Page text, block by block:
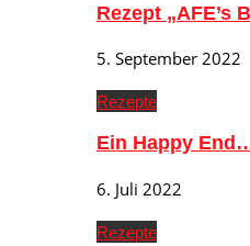
Rezept „AFE’s
5. September 2022
Rezepte
Ein Happy
6. Juli 2022
Rezepte